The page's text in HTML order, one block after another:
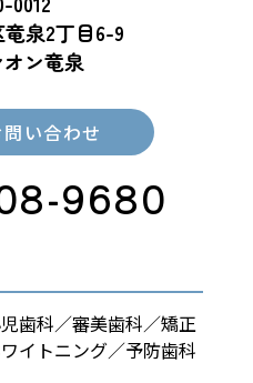
泉2丁目6-9
ン竜泉
い合わせ
9680
歯科／審美歯科／矯正
イトニング／予防歯科